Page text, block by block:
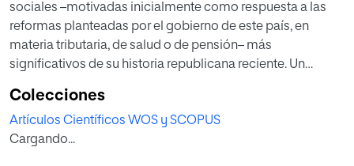
sociales –motivadas inicialmente como respuesta a las
reformas planteadas por el gobierno de este país, en
materia tributaria, de salud o de pensión– más
significativos de su historia republicana reciente. Un
sociales tuvieron un rol protagónico, al dar cuenta de lo
que acontecía en cada jornada de protestas y como
escenario para reivindicar las demandas sociales. En este
Colecciones
Artículos Científicos WOS y SCOPUS
Cargando...